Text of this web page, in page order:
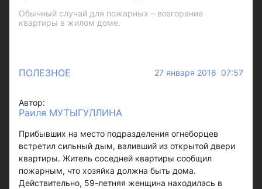
Обычный случай для пожарных – возгорание
квартиры в жилом доме.
ПОЛЕЗНОЕ 27 января 2016 07:57
Автор:
Раиля МУТЫГУЛЛИНА
Прибывших на место подразделения огнеборцев
встретил сильный дым, валивший из открытой двери
квартиры. Житель соседней квартиры сообщил
пожарным, что хозяйка должна быть дома.
Действительно, 59-летняя женщина находилась в